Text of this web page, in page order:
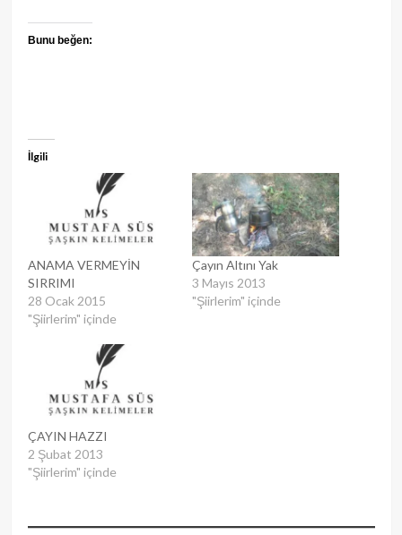
Bunu beğen:
İlgili
ANAMA VERMEYİN
SIRRIMI
28 Ocak 2015
"Şiirlerim" içinde
Çayın Altını Yak
3 Mayıs 2013
"Şiirlerim" içinde
ÇAYIN HAZZI
2 Şubat 2013
"Şiirlerim" içinde